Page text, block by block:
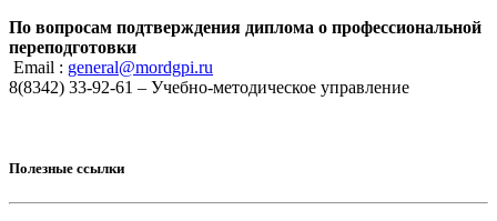
По вопросам подтверждения диплома о профессиональной
переподготовки
Email : general@mordgpi.ru
8(8342) 33-92-61 – Учебно-методическое управление
Полезные ссылки